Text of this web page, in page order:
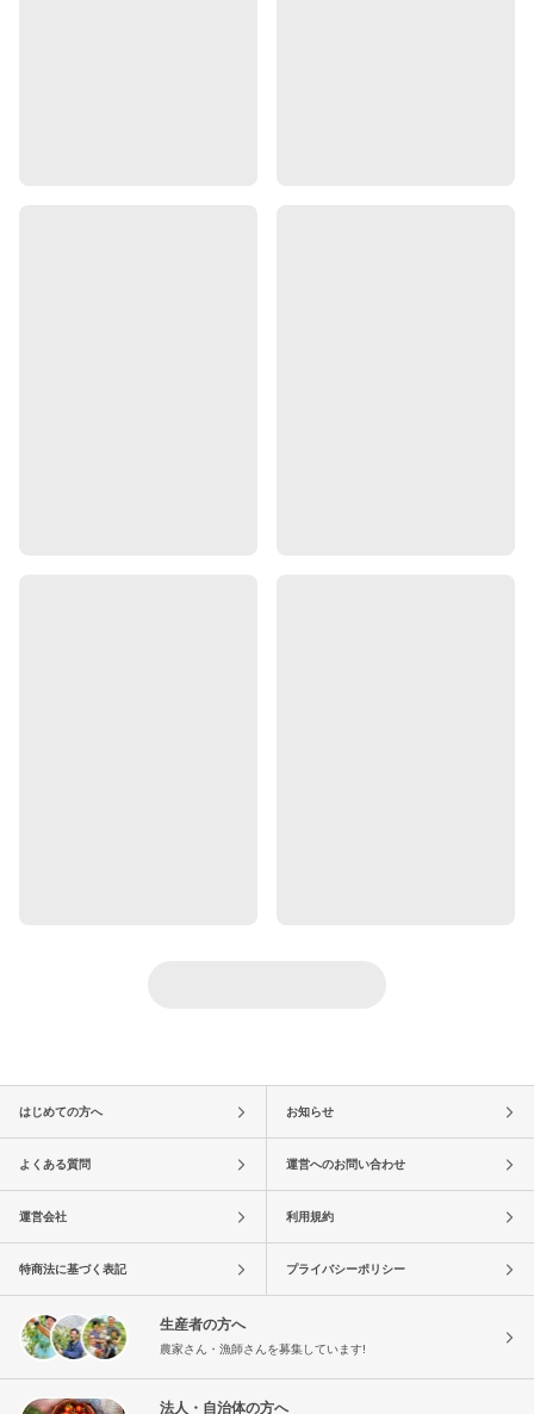
はじめての方へ お知らせ
よくある質問 運営へのお問い合わせ
運営会社 利用規約
特商法に基づく表記 プライバシーポリシー
生産者の方へ
農家さん・漁師さんを募集しています!
法人・自治体の方へ